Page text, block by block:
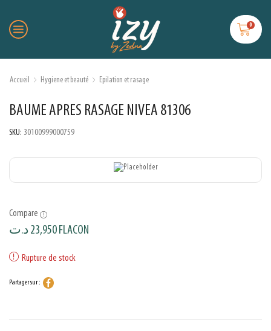
0
Accueil Hygiene et beauté Epilation et rasage
BAUME APRES RASAGE NIVEA 81306
SKU: 30100999000759
Compare
23,950د.ت FLACON
Rupture de stock
Partager sur :